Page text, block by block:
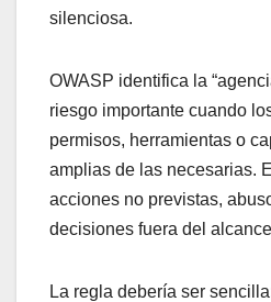
silenciosa.
OWASP identifica la
riesgo importante cuando
permisos, herramientas o
amplias de las necesarias.
acciones no previstas,
decisiones fuera del
La regla debería ser